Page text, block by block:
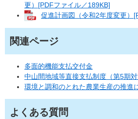
更）[PDFファイル／189KB]
促進計画図（令和2年度変更）
関連ページ
多面的機能支払交付金
中山間地域等直接支払制度（第5期対
環境と調和のとれた農業生産の推進
よくある質問